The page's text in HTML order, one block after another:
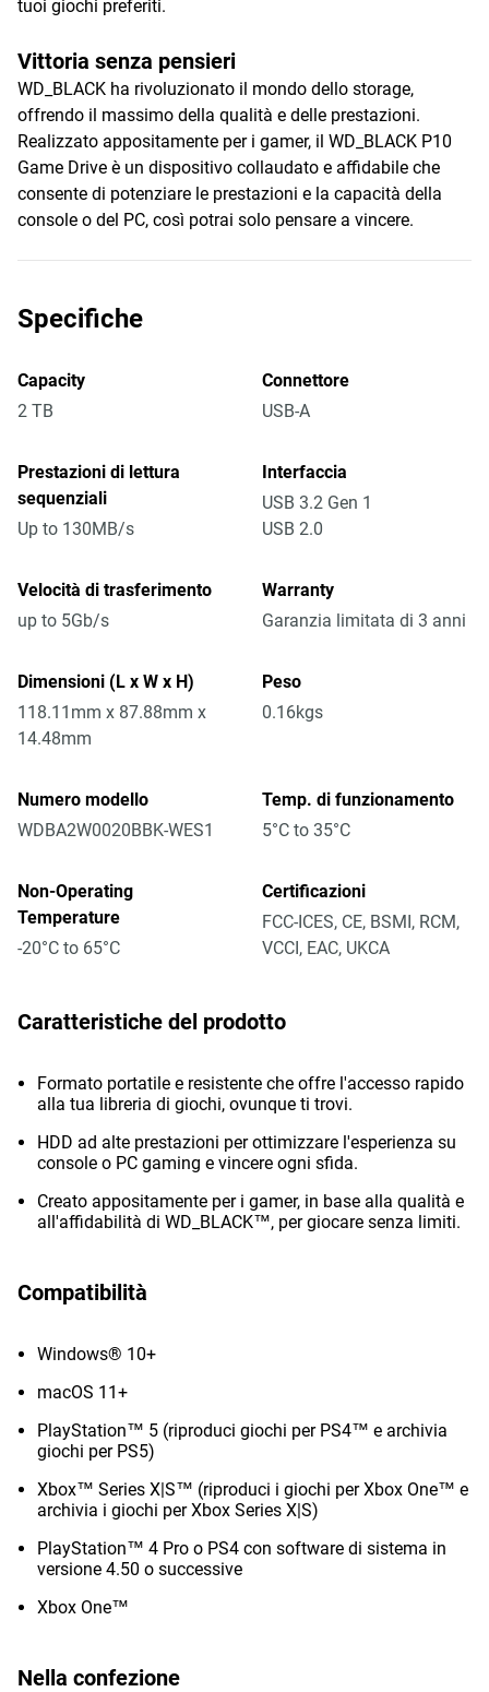
tuoi giochi preferiti.
Vittoria senza pensieri
WD_BLACK ha rivoluzionato il mondo dello storage,
offrendo il massimo della qualità e delle prestazioni.
Realizzato appositamente per i gamer, il WD_BLACK P10
Game Drive è un dispositivo collaudato e affidabile che
consente di potenziare le prestazioni e la capacità della
console o del PC, così potrai solo pensare a vincere.
Specifiche
Capacity
2 TB
Connettore
USB-A
Prestazioni di lettura
sequenziali
Up to 130MB/s
Interfaccia
USB 3.2 Gen 1
USB 2.0
Velocità di trasferimento
up to 5Gb/s
Warranty
Garanzia limitata di 3 anni
Dimensioni (L x W x H)
118.11mm x 87.88mm x
14.48mm
Peso
0.16kgs
Numero modello
WDBA2W0020BBK-WES1
Temp. di funzionamento
5°C to 35°C
Non-Operating
Temperature
-20°C to 65°C
Certificazioni
FCC-ICES, CE, BSMI, RCM,
VCCI, EAC, UKCA
Caratteristiche del prodotto
Formato portatile e resistente che offre l'accesso rapido
alla tua libreria di giochi, ovunque ti trovi.
HDD ad alte prestazioni per ottimizzare l'esperienza su
console o PC gaming e vincere ogni sfida.
Creato appositamente per i gamer, in base alla qualità e
all'affidabilità di WD_BLACK™, per giocare senza limiti.
Compatibilità
Windows® 10+
macOS 11+
PlayStation™ 5 (riproduci giochi per PS4™ e archivia
giochi per PS5)
Xbox™ Series X|S™ (riproduci i giochi per Xbox One™ e
archivia i giochi per Xbox Series X|S)
PlayStation™ 4 Pro o PS4 con software di sistema in
versione 4.50 o successive
Xbox One™
Nella confezione